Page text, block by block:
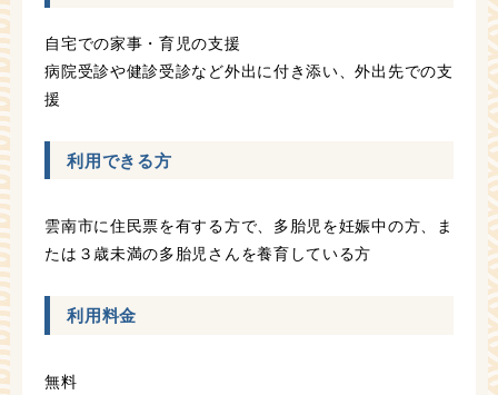
自宅での家事・育児の支援
病院受診や健診受診など外出に付き添い、外出先での支
援
利用できる方
雲南市に住民票を有する方で、多胎児を妊娠中の方、ま
たは３歳未満の多胎児さんを養育している方
利用料金
無料